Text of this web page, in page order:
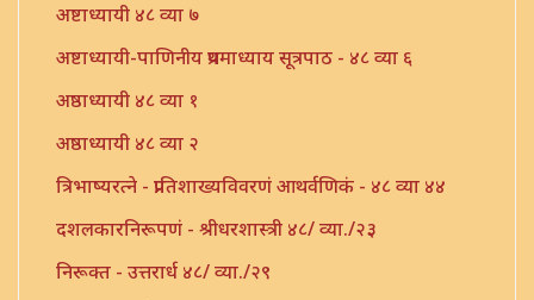
अष्टाध्यायी ४८ व्या ७
अष्टाध्यायी-पाणिनीय प्रथमाध्याय सूत्रपाठ - ४८ व्या ६
अष्ठाध्यायी ४८ व्या १
अष्ठाध्यायी ४८ व्या २
त्रिभाष्यरत्ने - प्रातिशाख्यविवरणं आथर्वणिकं - ४८ व्या ४४
दशलकारनिरूपणं - श्रीधरशास्त्री ४८/ व्या./२३
निरूक्त - उत्तरार्ध ४८/ व्या./२९